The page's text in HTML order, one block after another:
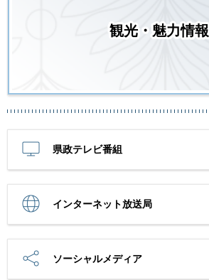
観光・魅力情報
県政テレビ番組
インターネット放送局
ソーシャルメディア